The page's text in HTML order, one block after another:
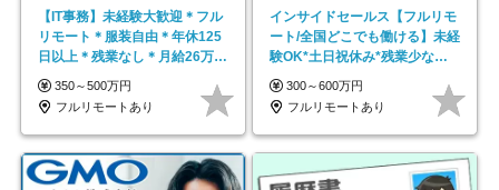
【IT事務】未経験大歓迎＊フル
リモート＊服装自由＊年休125
日以上＊残業なし＊月給26万円
以上
350～500万円
フルリモートあり
インサイドセールス【フルリモ
ート/全国どこでも働ける】未経
験OK*土日祝休み*残業少なめ*
在宅勤務手当あり
300～600万円
フルリモートあり